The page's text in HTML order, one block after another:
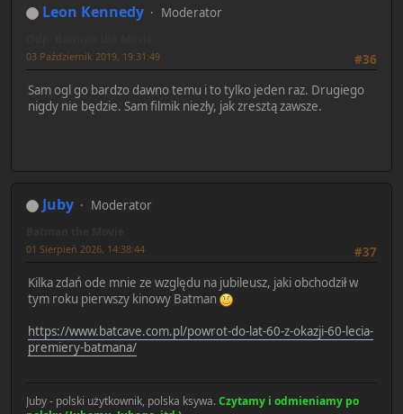
Leon Kennedy Moderator
#36
03 Październik 2019, 19:31:49
Sam ogl go bardzo dawno temu i to tylko jeden raz. Drugiego
nigdy nie będzie. Sam filmik niezły, jak zresztą zawsze.
Juby Moderator
#37
01 Sierpień 2026, 14:38:44
Kilka zdań ode mnie ze względu na jubileusz, jaki obchodził w
tym roku pierwszy kinowy Batman
https://www.batcave.com.pl/powrot-do-lat-60-z-okazji-60-lecia-
premiery-batmana/
Juby - polski użytkownik, polska ksywa.Czytamy i odmieniamy po